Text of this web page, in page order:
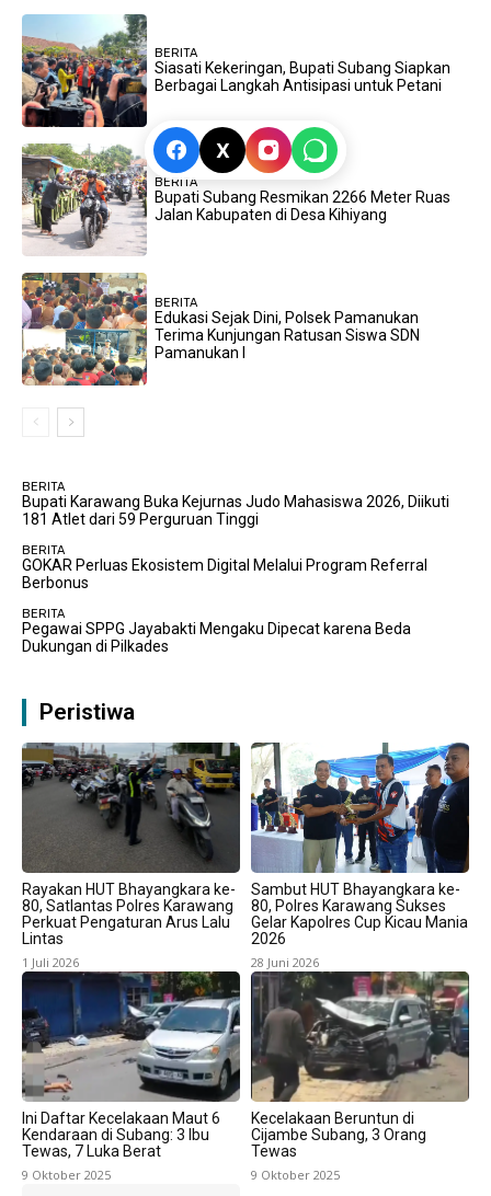
BERITA
Siasati Kekeringan, Bupati Subang Siapkan
Berbagai Langkah Antisipasi untuk Petani
BERITA
Bupati Subang Resmikan 2266 Meter Ruas
Jalan Kabupaten di Desa Kihiyang
BERITA
Edukasi Sejak Dini, Polsek Pamanukan
Terima Kunjungan Ratusan Siswa SDN
Pamanukan I
BERITA
Bupati Karawang Buka Kejurnas Judo Mahasiswa 2026, Diikuti
181 Atlet dari 59 Perguruan Tinggi
BERITA
GOKAR Perluas Ekosistem Digital Melalui Program Referral
Berbonus
BERITA
Pegawai SPPG Jayabakti Mengaku Dipecat karena Beda
Dukungan di Pilkades
Peristiwa
Rayakan HUT Bhayangkara ke-
80, Satlantas Polres Karawang
Perkuat Pengaturan Arus Lalu
Lintas
1 Juli 2026
Sambut HUT Bhayangkara ke-
80, Polres Karawang Sukses
Gelar Kapolres Cup Kicau Mania
2026
28 Juni 2026
Ini Daftar Kecelakaan Maut 6
Kendaraan di Subang: 3 Ibu
Tewas, 7 Luka Berat
9 Oktober 2025
Kecelakaan Beruntun di
Cijambe Subang, 3 Orang
Tewas
9 Oktober 2025
X